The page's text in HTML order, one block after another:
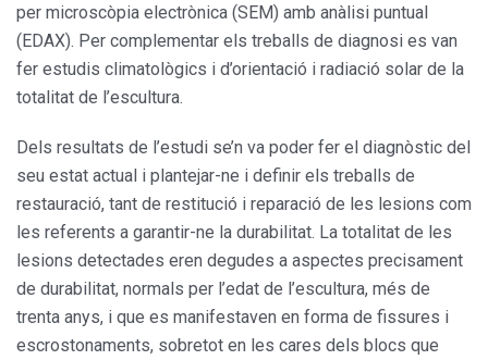
per microscòpia electrònica (SEM) amb anàlisi puntual
(EDAX). Per complementar els treballs de diagnosi es van
fer estudis climatològics i d’orientació i radiació solar de la
totalitat de l’escultura.
Dels resultats de l’estudi se’n va poder fer el diagnòstic del
seu estat actual i plantejar-ne i definir els treballs de
restauració, tant de restitució i reparació de les lesions com
les referents a garantir-ne la durabilitat. La totalitat de les
lesions detectades eren degudes a aspectes precisament
de durabilitat, normals per l’edat de l’escultura, més de
trenta anys, i que es manifestaven en forma de fissures i
escrostonaments, sobretot en les cares dels blocs que